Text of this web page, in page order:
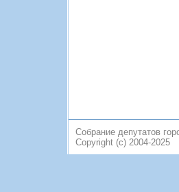
Собрание депутатов
Copyright (c) 2004-2025